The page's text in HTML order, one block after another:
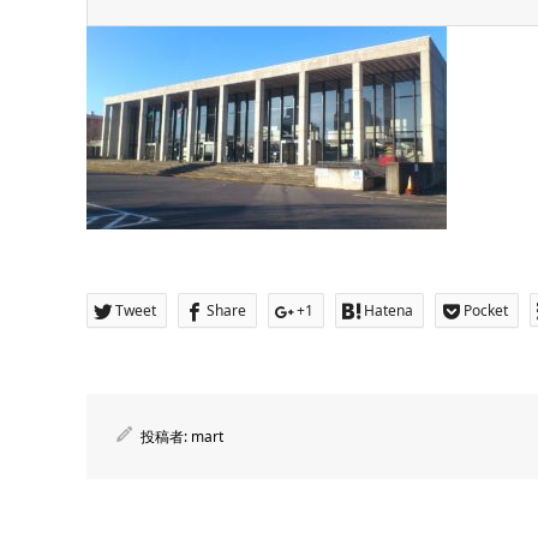
Tweet Share +1 Hatena Pocket
投稿者: mart